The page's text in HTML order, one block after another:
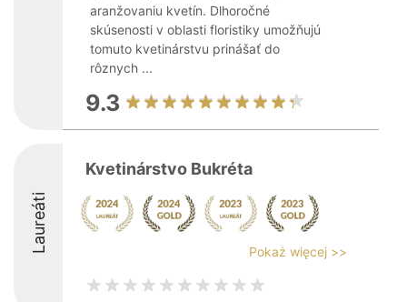
aranžovaniu kvetín. Dlhoročné
skúsenosti v oblasti floristiky umožňujú
tomuto kvetinárstvu prinášať do
rôznych ...
9.3
Laureáti
Kvetinárstvo Bukréta
Pokaż więcej >>